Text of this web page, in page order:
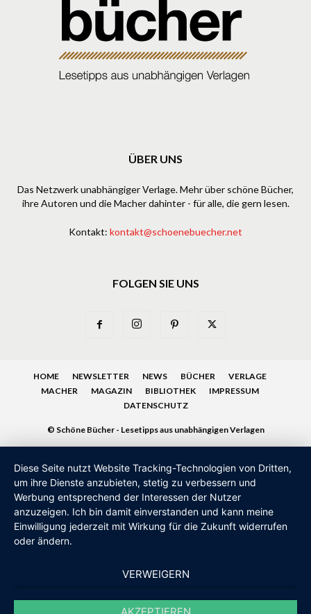
ÜBER UNS
Das Netzwerk unabhängiger Verlage. Mehr über schöne Bücher,
ihre Autoren und die Macher dahinter - für alle, die gern lesen.
Kontakt: kontakt@schoenebuecher.net
FOLGEN SIE UNS
HOME NEWSLETTER NEWS BÜCHER
VERLAGE
MACHER
MAGAZIN BIBLIOTHEK
IMPRESSUM
DATENSCHUTZ
© Schöne Bücher - Lesetipps aus unabhängigen Verlagen
Diese Seite nutzt Website Tracking-Technologien von Dritten,
um ihre Dienste anzubieten, stetig zu verbessern und
Werbung entsprechend der Interessen der Nutzer
anzuzeigen. Ich bin damit einverstanden und kann meine
Einwilligung jederzeit mit Wirkung für die Zukunft widerrufen
oder ändern.
VERWEIGERN